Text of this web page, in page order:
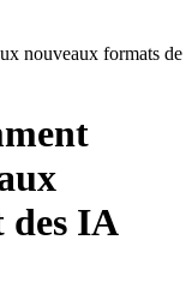
nouveaux formats de
des IA